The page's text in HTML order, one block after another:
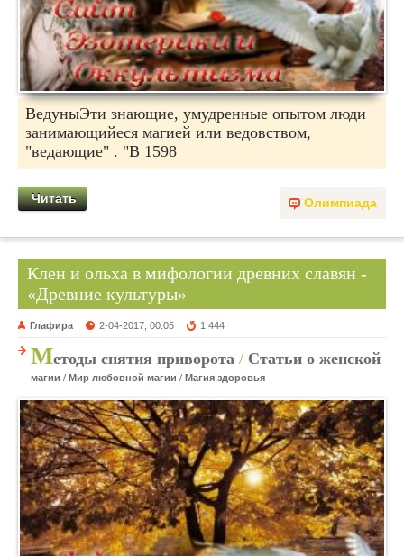
ВедуныЭти знающие, умудренные опытом люди
занимающийеся магией или ведовством,
"ведающие" . "В 1598
Олимпиада
Читать
Клен и ольха в мифологии древних славян -
«Древние культуры»
Глафира 2-04-2017, 00:05 1 444
Методы снятия приворота / Статьи о женской
магии / Мир любовной магии / Магия здоровья